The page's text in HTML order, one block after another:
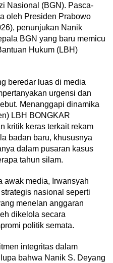
Nasional (BGN). Pasca-
oleh Presiden Prabowo
penunjukan Nanik
BGN yang baru memicu
Hukum (LBH)
beredar luas di media
urgensi dan
Menanggapi dinamika
LBH BONGKAR
kritik keras terkait rekam
badan baru, khususnya
dalam pusaran kasus
tahun silam.
awak media, Irwansyah
nasional seperti
menelan anggaran
dikelola secara
politik semata.
integritas dalam
bahwa Nanik S. Deyang